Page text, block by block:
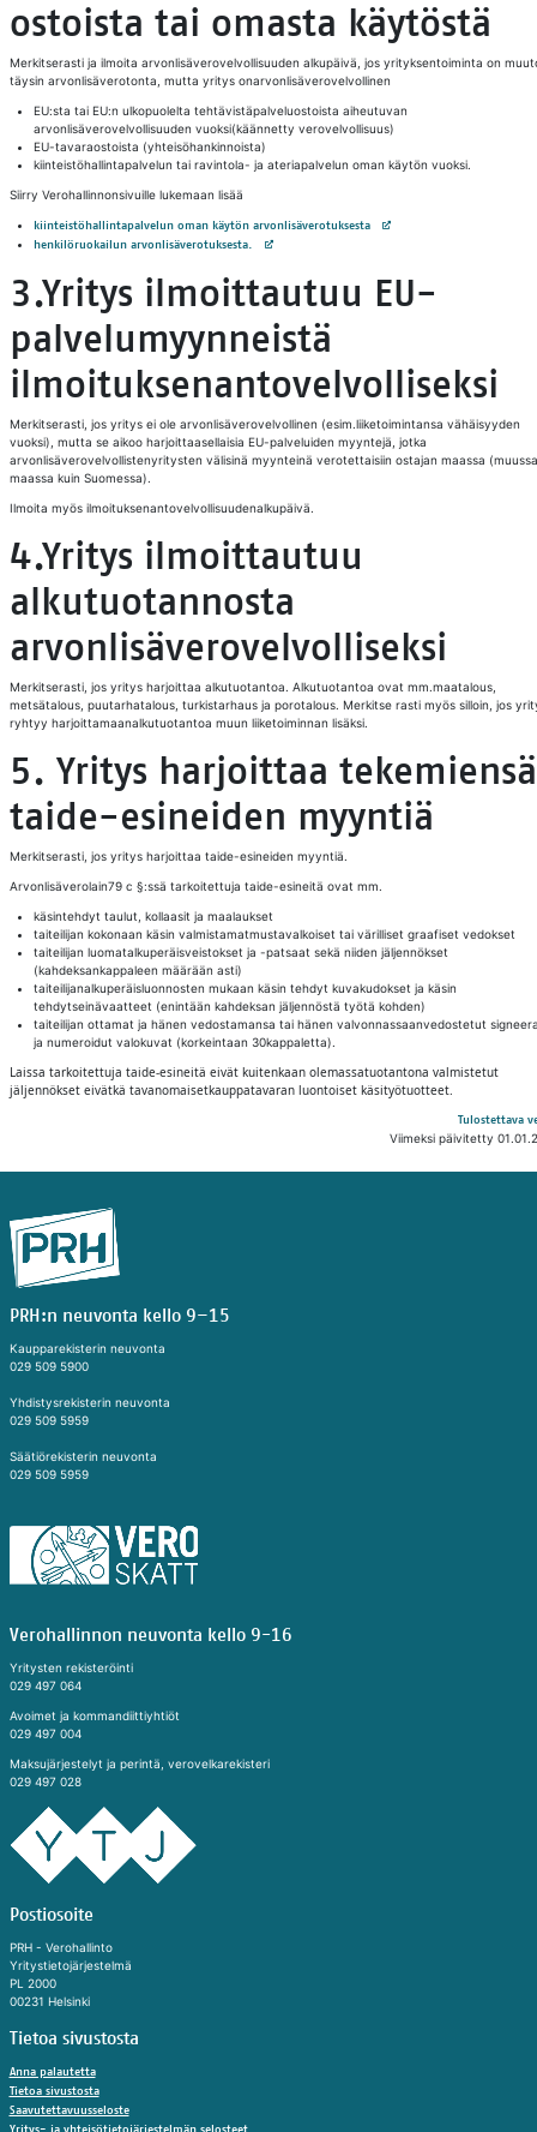
eväs­tei­tä, jot­ka mah­dol­lis­ta­vat toi­min­non. Ke­
rääm­me si­vus­tol­la eväs­tei­den avul­la kä­vi­jä­ti­las­
ja­si eväs­tea­se­tuk­sis­sa.
ostoista tai omasta käytöstä
Merkitserasti ja ilmoita arvonlisäverovelvollisuuden alkupäivä, jos yrityksentoiminta on
täysin arvonlisäverotonta, mutta yritys onarvonlisäverovelvollinen
EU:sta tai EU:n ulkopuolelta tehtävistäpalveluostoista aiheutuvan
arvonlisäverovelvollisuuden vuoksi(käännetty verovelvollisuus)
EU-tavaraostoista (yhteisöhankinnoista)
kiinteistöhallintapalvelun tai ravintola- ja ateriapalvelun oman käytön vuoksi.
Siirry Verohallinnonsivuille lukemaan lisää
kiinteistöhallintapalvelun oman käytön arvonlisäverotuksestaAvautuu uuteen välilehteen
henkilöruokailun arvonlisäverotuksesta. Avautuu uuteen välilehteen
3.Yritys ilmoittautuu EU-
palvelumyynneistä
ilmoituksenantovelvolliseksi
Merkitserasti, jos yritys ei ole arvonlisäverovelvollinen (esim.liiketoimintansa vähäisyyden
vuoksi), mutta se aikoo harjoittaasellaisia EU-palveluiden myyntejä, jotka
arvonlisäverovelvollistenyritysten välisinä myynteinä verotettaisiin ostajan maassa
maassa kuin Suomessa).
Ilmoita myös ilmoituksenantovelvollisuudenalkupäivä.
4.Yritys ilmoittautuu
alkutuotannosta
arvonlisäverovelvolliseksi
Merkitserasti, jos yritys harjoittaa alkutuotantoa. Alkutuotantoa ovat mm.maatalous,
metsätalous, puutarhatalous, turkistarhaus ja porotalous. Merkitse rasti myös silloin, jos
ryhtyy harjoittamaanalkutuotantoa muun liiketoiminnan lisäksi.
5. Yritys harjoittaa tekemiensä
taide-esineiden myyntiä
Merkitserasti, jos yritys harjoittaa taide-esineiden myyntiä.
Arvonlisäverolain79 c §:ssä tarkoitettuja taide-esineitä ovat mm.
käsintehdyt taulut, kollaasit ja maalaukset
taiteilijan kokonaan käsin valmistamatmustavalkoiset tai värilliset graafiset vedokset
taiteilijan luomatalkuperäisveistokset ja -patsaat sekä niiden jäljennökset
(kahdeksankappaleen määrään asti)
taiteilijanalkuperäisluonnosten mukaan käsin tehdyt kuvakudokset ja käsin
tehdytseinävaatteet (enintään kahdeksan jäljennöstä työtä kohden)
taiteilijan ottamat ja hänen vedostamansa tai hänen valvonnassaanvedostetut
ja numeroidut valokuvat (korkeintaan 30kappaletta).
Laissa tarkoitettuja taide-esineitä eivät kuitenkaan olemassatuotantona valmistetut
jäljennökset eivätkä tavanomaisetkauppatavaran luontoiset käsityötuotteet.
Tulostettava
Viimeksi päivitetty
PRH:n neuvonta kello 9–15
Kaupparekisterin neuvonta
029 509 5900
Yhdistysrekisterin neuvonta
029 509 5959
Säätiörekisterin neuvonta
029 509 5959
Verohallinnon neuvonta kello 9-16
Yritysten rekisteröinti
029 497 064
Avoimet ja kommandiittiyhtiöt
029 497 004
Maksujärjestelyt ja perintä, verovelkarekisteri
029 497 028
Postiosoite
PRH - Verohallinto
Yritystietojärjestelmä
PL 2000
00231 Helsinki
Tietoa sivustosta
Anna palautetta​
Tietoa sivustosta
Saavutettavuusseloste​
Yritys- ja yhteisötietojärjestelmän selosteet